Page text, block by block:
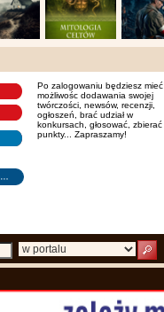
Po zalogowaniu będziesz mieć
możliwośc dodawania swojej
twórczości, newsów, recenzji,
ogłoszeń, brać udział w
konkursach, głosować, zbierać
punkty... Zapraszamy!